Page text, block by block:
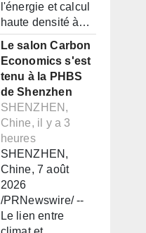
l'énergie et calcul
haute densité à…
Le salon Carbon
Economics s'est
tenu à la PHBS
de Shenzhen
SHENZHEN,
Chine, il y a 3
heures
SHENZHEN,
Chine, 7 août
2026
/PRNewswire/ --
Le lien entre